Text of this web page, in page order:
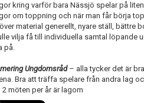
kring varför bara Nässjö spelar på
om toppning och när man får börja
material generellt, nyare ställ, bättre
vilja få till individuella samtal löpande
på.
Ungdomsråd– alla tycker det är
Bra att träffa spelare från andra lag
2 möten per år är lagom